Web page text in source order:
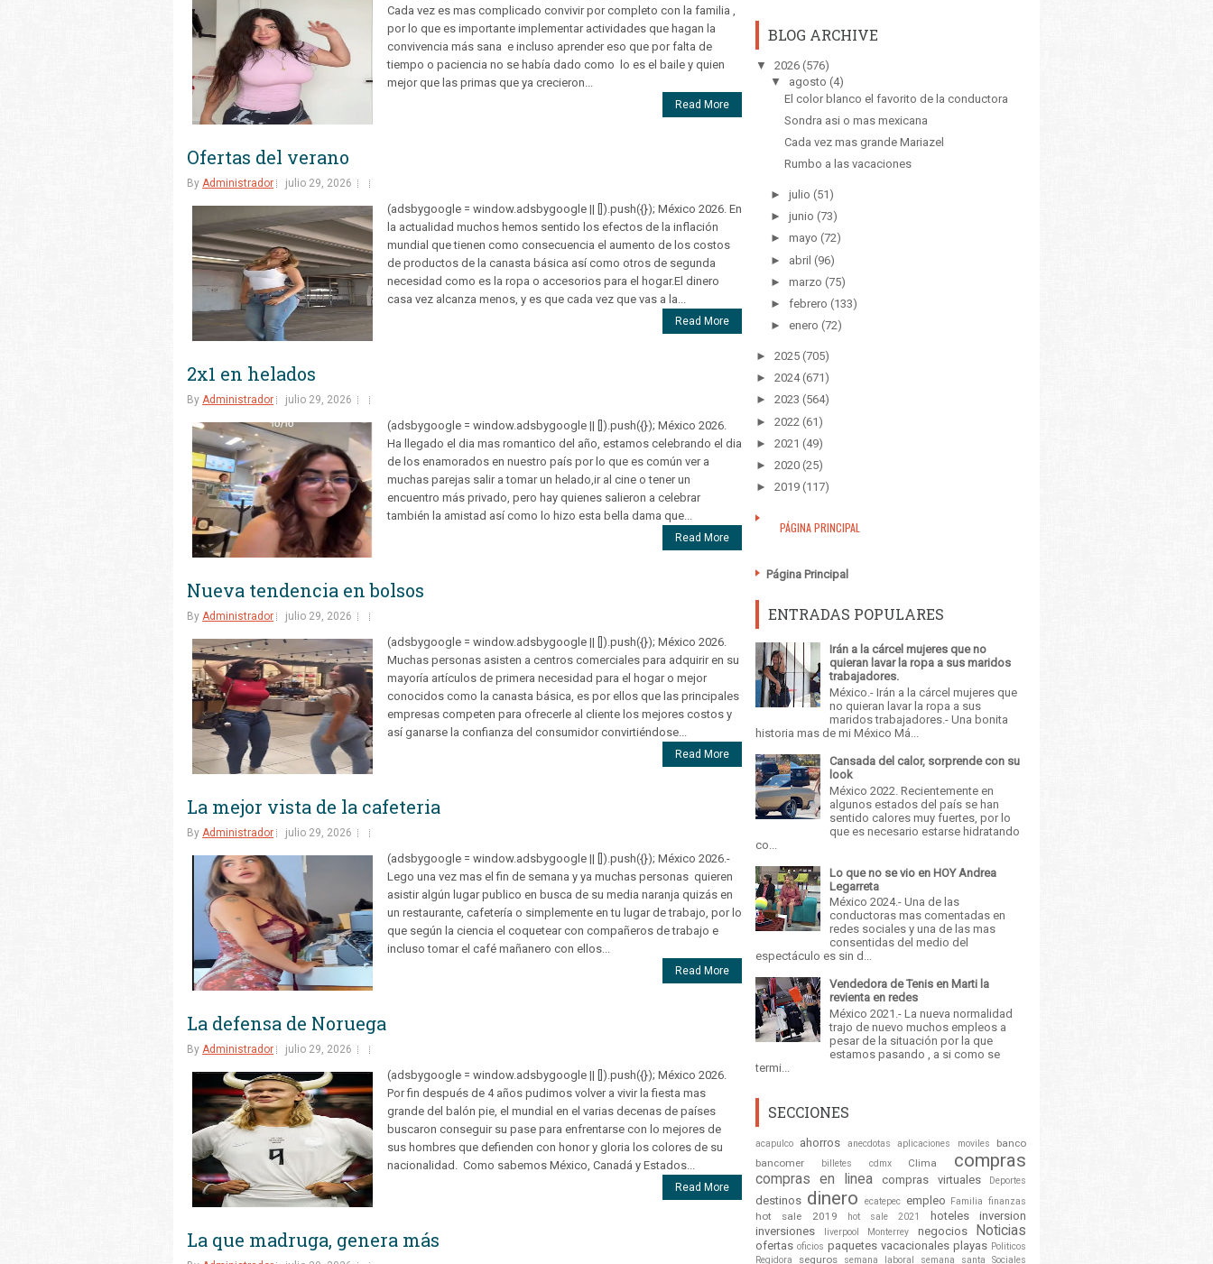
Cada vez es mas complicado convivir por completo con la familia ,
por lo que es importante implementar actividades que hagan la
convivencia más sana e incluso aprender eso que por falta de
tiempo o paciencia no se había dado como lo es el baile y quien
mejor que las primas que ya crecieron...
Read More
Ofertas del verano
By Administrador julio 29, 2026
(adsbygoogle = window.adsbygoogle || []).push({}); México 2026. En
la actualidad muchos hemos sentido los efectos de la inflación
mundial que tienen como consecuencia el aumento de los costos
de productos de la canasta básica así como otros de segunda
necesidad como es la ropa o accesorios para el hogar.El dinero
casa vez alcanza menos, y es que cada vez que vas a la...
Read More
2x1 en helados
By Administrador julio 29, 2026
(adsbygoogle = window.adsbygoogle || []).push({}); México 2026.
Ha llegado el dia mas romantico del año, estamos celebrando el dia
de los enamorados en nuestro país por lo que es común ver a
muchas parejas salir a tomar un helado,ir al cine o tener un
encuentro más privado, pero hay quienes salieron a celebrar
también la amistad así como lo hizo esta bella dama que...
Read More
Nueva tendencia en bolsos
By Administrador julio 29, 2026
(adsbygoogle = window.adsbygoogle || []).push({}); México 2026.
Muchas personas asisten a centros comerciales para adquirir en su
mayoría artículos de primera necesidad para el hogar o mejor
conocidos como la canasta básica, es por ellos que las principales
empresas competen para ofrecerle al cliente los mejores costos y
así ganarse la confianza del consumidor convirtiéndose...
Read More
La mejor vista de la cafeteria
By Administrador julio 29, 2026
(adsbygoogle = window.adsbygoogle || []).push({}); México 2026.-
Lego una vez mas el fin de semana y ya muchas personas quieren
asistir algún lugar publico en busca de su media naranja quizás en
un restaurante, cafetería o simplemente en tu lugar de trabajo, por lo
que según la ciencia el coquetear con compañeros de trabajo e
incluso tomar el café mañanero con ellos...
Read More
La defensa de Noruega
By Administrador julio 29, 2026
(adsbygoogle = window.adsbygoogle || []).push({}); México 2026.
Por fin después de 4 años pudimos volver a vivir la fiesta mas
grande del balón pie, el mundial en el varias decenas de países
buscaron conseguir su pase para enfrentarse con lo mejores de
sus hombres que defienden con honor y gloria los colores de su
nacionalidad. Como sabemos México, Canadá y Estados...
Read More
La que madruga, genera más
BLOG ARCHIVE
▼ 2026 (576)
▼
agosto (4)
El color blanco el favorito de la conductora
Sondra asi o mas mexicana
Cada vez mas grande Mariazel
Rumbo a las vacaciones
► julio (51)
► junio (73)
► mayo (72)
► abril (96)
► marzo (75)
► febrero (133)
► enero (72)
► 2025 (705)
► 2024 (671)
► 2023 (564)
► 2022 (61)
► 2021 (49)
► 2020 (25)
► 2019 (117)
PÁGINA PRINCIPAL
Página Principal
ENTRADAS POPULARES
Irán a la cárcel mujeres que no
quieran lavar la ropa a sus maridos
trabajadores.
México.- Irán a la cárcel mujeres que
no quieran lavar la ropa a sus
maridos trabajadores.- Una bonita
historia mas de mi México Má...
Cansada del calor, sorprende con su
look
México 2022. Recientemente en
algunos estados del país se han
sentido calores muy fuertes, por lo
que es necesario estarse hidratando
co...
Lo que no se vio en HOY Andrea
Legarreta
México 2024.- Una de las
conductoras mas comentadas en
redes sociales y una de las mas
consentidas del medio del
espectáculo es sin d...
Vendedora de Tenis en Marti la
revienta en redes
México 2021.- La nueva normalidad
trajo de nuevo muchos empleos a
pesar de la situación por la que
estamos pasando , a si como se
termi...
SECCIONES
acapulco ahorros anecdotas aplicaciones moviles
banco
bancomer
billetes cdmx Clima compras
compras en linea compras virtuales Deportes
destinos dinero ecatepec empleo Familia finanzas
hot sale 2019 hot sale 2021 hoteles
inversion
inversiones
liverpool Monterrey negocios Noticias
ofertas oficios paquetes vacacionales playas Politicos
Regidora
seguros semana laboral semana santa
Sociales